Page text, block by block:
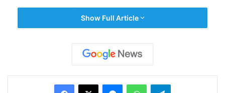
করে বসার আগেই বাড়ি ফিরতে হবে তা বোঝা যায়নি। সকালে ব্যাট
করতে নামার পর মাত্র ১৩ রান সংগ্রহ করেই বাকি ৪ উইকেট
হারায় ইংল্যান্ড। কেউ ০, কেউ ৬ বা কেউ ২ রান করে প্যাভিলিয়নে
ফেরেন। আর যার নেপথ্য নায়ক হলেন ফের সেই অশ্বিন।
অশ্বিনকে বল হাতে দেখলে এখন কার্যতই ভূত দেখছে ইংল্যান্ড।
Show Full Article